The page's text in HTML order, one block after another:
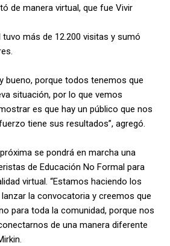
de manera virtual, que fue Vivir
tuvo más de 12.200 visitas y sumó
bueno, porque todos tenemos que
situación, por lo que vemos
es que hay un público que nos
tiene sus resultados”, agregó.
se pondrá en marcha una
de Educación No Formal para
virtual. “Estamos haciendo los
la convocatoria y creemos que
para toda la comunidad, porque nos
de una manera diferente